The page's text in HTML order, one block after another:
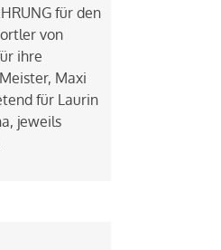
für den
von
ihre
Maxi
für Laurin
jeweils